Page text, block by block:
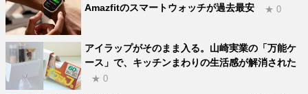
Amazfitのスマートウォッチが過去最安 ★ 0
アイラップがそのまま入る。山崎実業の「万能ケ
ース」で、キッチンまわりの生活感が解消された
★ 0